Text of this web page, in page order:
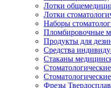
Лотки
Лотки
Наборы
Пломбировочные
Продукты для
Средства
Стаканы
Фрезы